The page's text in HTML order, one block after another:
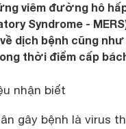
viêm đường hô
Syndrome -
dịch bệnh cũng
thời điểm cấp
nhận biết
gây bệnh là virus